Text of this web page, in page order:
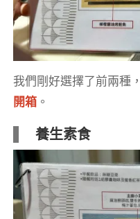
我們剛好選擇了前兩種
開箱。
養生素食